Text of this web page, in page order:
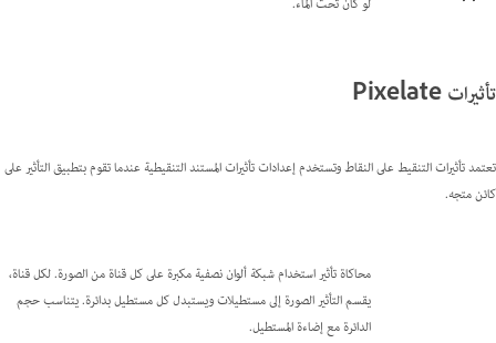
لو كان تحت الماء.
تأثيرات Pixelate
تعتمد تأثيرات التنقيط على النقاط وتستخدم إعدادات تأثيرات المستند التنقيطية عندما تقوم بتطبيق التأثير على
كائن متجه.
محاكاة تأثير استخدام شبكة ألوان نصفية مكبرة على كل قناة من الصورة. لكل قناة،
يقسم التأثير الصورة إلى مستطيلات ويستبدل كل مستطيل بدائرة. يتناسب حجم
الدائرة مع إضاءة المستطيل.